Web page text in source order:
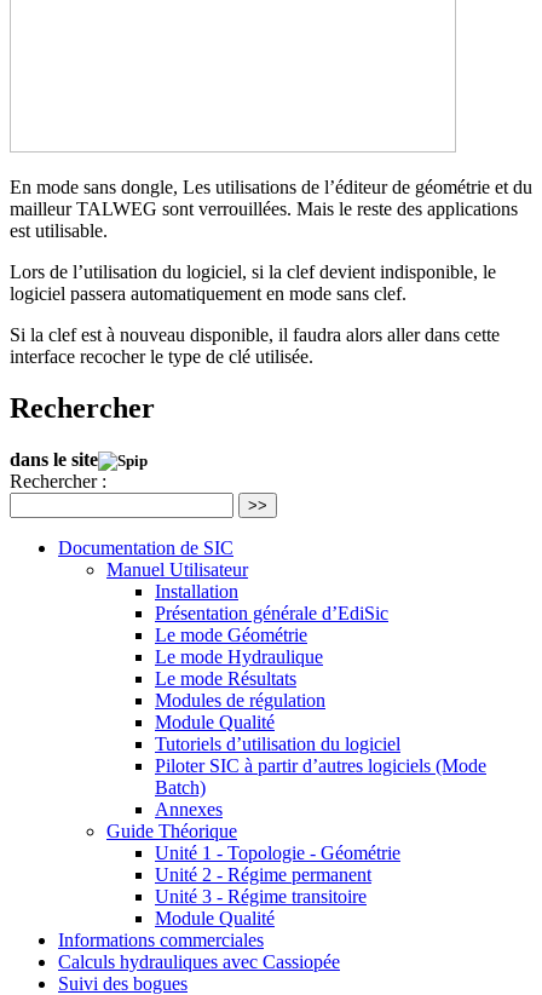
En mode sans dongle, Les utilisations de l’éditeur de géométrie et du
mailleur TALWEG sont verrouillées. Mais le reste des applications
est utilisable.
Lors de l’utilisation du logiciel, si la clef devient indisponible, le
logiciel passera automatiquement en mode sans clef.
Si la clef est à nouveau disponible, il faudra alors aller dans cette
interface recocher le type de clé utilisée.
Rechercher
dans le site
Rechercher :
>>
Documentation de SIC
Manuel Utilisateur
Installation
Présentation générale d’EdiSic
Le mode Géométrie
Le mode Hydraulique
Le mode Résultats
Modules de régulation
Module Qualité
Tutoriels d’utilisation du logiciel
Piloter SIC à partir d’autres logiciels (Mode
Batch)
Annexes
Guide Théorique
Unité 1 - Topologie - Géométrie
Unité 2 - Régime permanent
Unité 3 - Régime transitoire
Module Qualité
Informations commerciales
Calculs hydrauliques avec Cassiopée
Suivi des bogues